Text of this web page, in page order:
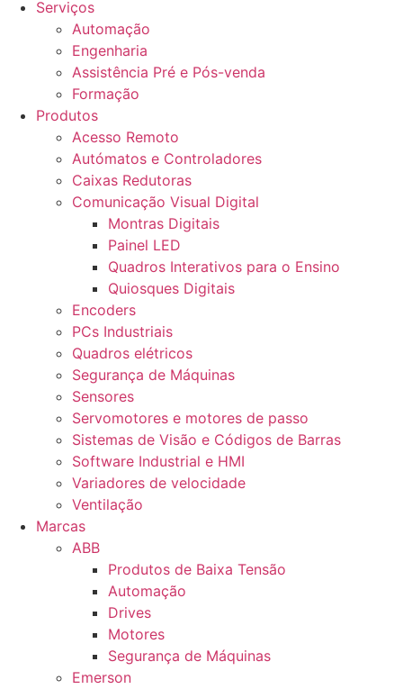
Serviços
Automação
Engenharia
Assistência Pré e Pós-venda
Formação
Produtos
Acesso Remoto
Autómatos e Controladores
Caixas Redutoras
Comunicação Visual Digital
Montras Digitais
Painel LED
Quadros Interativos para o Ensino
Quiosques Digitais
Encoders
PCs Industriais
Quadros elétricos
Segurança de Máquinas
Sensores
Servomotores e motores de passo
Sistemas de Visão e Códigos de Barras
Software Industrial e HMI
Variadores de velocidade
Ventilação
Marcas
ABB
Produtos de Baixa Tensão
Automação
Drives
Motores
Segurança de Máquinas
Emerson